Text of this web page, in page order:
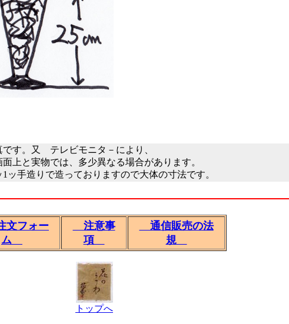
。又 テレビモニタ－により、
物では、多少異なる場合があります。
造りで造っておりますので大体の寸法です。
文フォー
ム
注意事
項
通信販売の法
規
トップへ